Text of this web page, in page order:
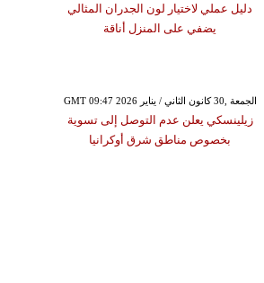
دليل عملي لاختيار لون الجدران المثالي
يضفي على المنزل أناقة
GMT 09:47 2026 الجمعة ,30 كانون الثاني / يناير
زيلينسكي يعلن عدم التوصل إلى تسوية
بخصوص مناطق شرق أوكرانيا